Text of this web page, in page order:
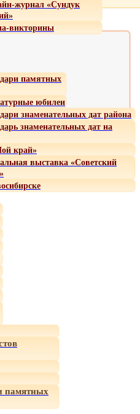
журнал «Сундук
викторины
памятных
юбилеи
знаменательных дат района
знаменательных дат на
край»
выставка «Советский
памятных